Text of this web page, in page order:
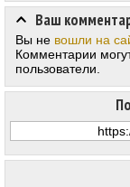
Ваш
Вы не вошли на
Комментарии
пользователи.